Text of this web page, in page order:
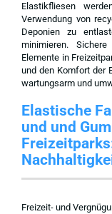
Elastikfliesen
Verwendung von
Deponien zu
minimieren.
Elemente in
und den Komfort der
wartungsarm und
Elastische
und und
Freizeit- und